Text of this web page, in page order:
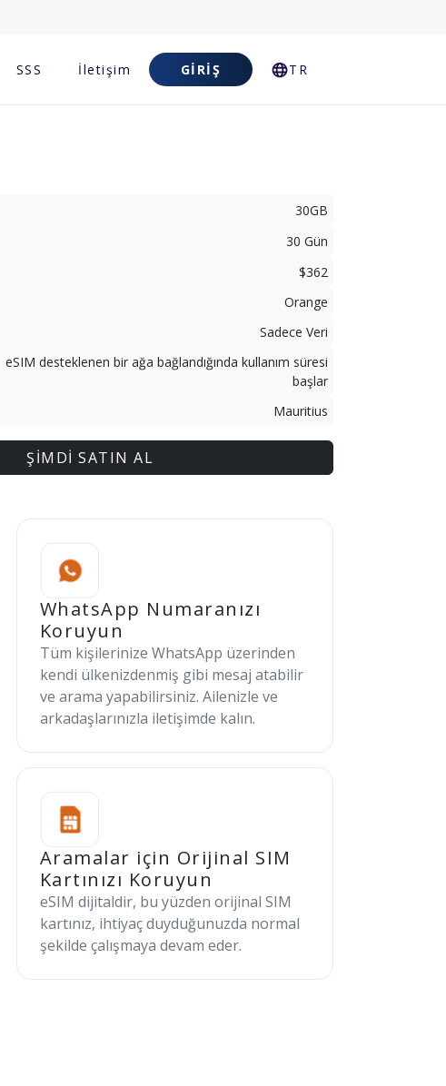
SSS İletişim GIRIŞ TR
30GB
30 Gün
$362
Orange
Sadece Veri
eSIM desteklenen bir ağa bağlandığında kullanım süresi
başlar
Mauritius
ŞİMDİ SATIN AL
WhatsApp Numaranızı
Koruyun
Tüm kişilerinize WhatsApp üzerinden
kendi ülkenizdenmiş gibi mesaj atabilir
ve arama yapabilirsiniz. Ailenizle ve
arkadaşlarınızla iletişimde kalın.
Aramalar için Orijinal SIM
Kartınızı Koruyun
eSIM dijitaldir, bu yüzden orijinal SIM
kartınız, ihtiyaç duyduğunuzda normal
şekilde çalışmaya devam eder.